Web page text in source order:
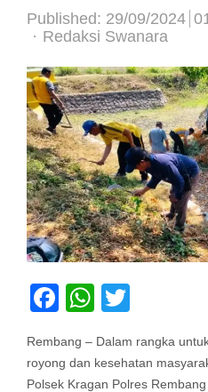
Published: 29/09/2024
Author
Redaksi Swanara
Facebook
Rembang – Dalam rangka
royong dan kesehatan
Polsek Kragan Polres